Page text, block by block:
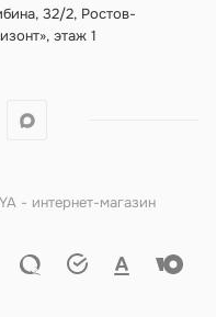
32/2, Ростов-
этаж 1
- интернет-магазин